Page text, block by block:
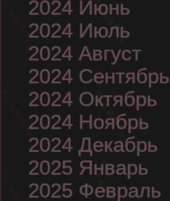
2024 Июнь
2024 Июль
2024 Август
2024 Сентябрь
2024 Октябрь
2024 Ноябрь
2024 Декабрь
2025 Январь
2025 Февраль